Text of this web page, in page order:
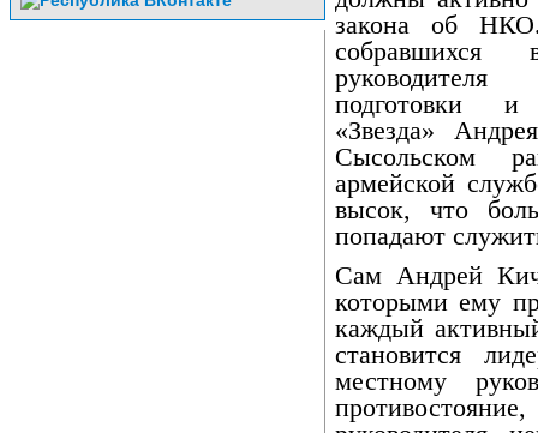
закона об
собравшихся
руководителя
подготовки и
«Звезда»
Сысольском
армейской
высок, что
попадают
Сам Андрей
которыми ему
каждый
становится
местному